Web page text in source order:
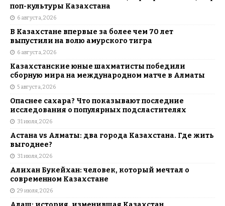
поп-культуры Казахстана
6 августа, 2026
В Казахстане впервые за более чем 70 лет
выпустили на волю амурского тигра
6 августа, 2026
Казахстанские юные шахматисты победили
сборную мира на международном матче в Алматы
5 августа, 2026
Опаснее сахара? Что показывают последние
исследования о популярных подсластителях
31 июля, 2026
Астана vs Алматы: два города Казахстана. Где жить
выгоднее?
31 июля, 2026
Алихан Букейхан: человек, который мечтал о
современном Казахстане
29 июля, 2026